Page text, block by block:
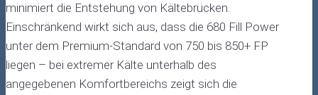
minimiert die Entstehung von Kältebrücken.
Einschränkend wirkt sich aus, dass die 680 Fill Power
unter dem Premium-Standard von 750 bis 850+ FP
liegen – bei extremer Kälte unterhalb des
angegebenen Komfortbereichs zeigt sich die